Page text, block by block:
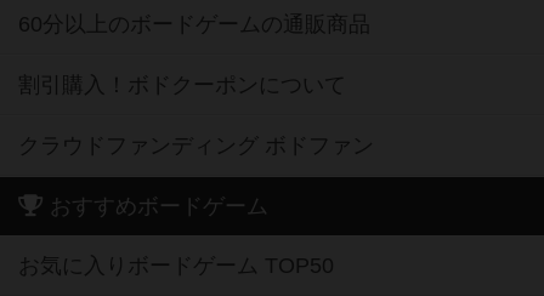
60分以上のボードゲームの通販商品
割引購入！ボドクーポンについて
クラウドファンディング ボドファン
おすすめボードゲーム
お気に入りボードゲーム TOP50